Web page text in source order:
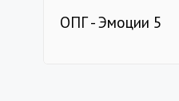
ОПГ - Эмоции 5